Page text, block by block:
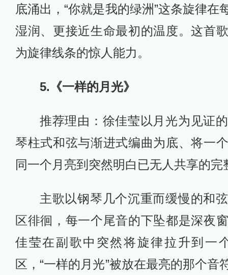
底涌出，“你就是我的绿洲”这条旋律
湿润、更接近生命最初的温度。这首
为旋律线条的惊人能力。
5.《一样的月光》
推荐理由：徐佳莹以月光为见证
琴柱式和弦与渐进式编曲为底、将一
同一个月亮到突然明白已无人共享的完
主歌以钢琴几个沉重而缓慢的和
区徘徊，每一个尾音的下坠都是深夜
佳莹在副歌中突然将旋律拉升到一
区，“一样的月光”被放在最亮的那个